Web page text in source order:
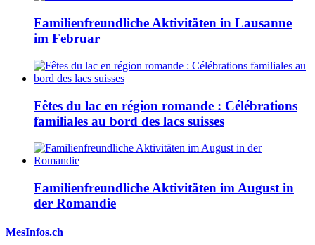
Familienfreundliche Aktivitäten in Lausanne
im Februar
Fêtes du lac en région romande : Célébrations
familiales au bord des lacs suisses
Familienfreundliche Aktivitäten im August in
der Romandie
MesInfos.ch